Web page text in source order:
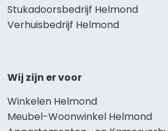
Stukadoorsbedrijf Helmond
Verhuisbedrijf Helmond
Wij zijn er voor
Winkelen Helmond
Meubel-Woonwinkel Helmond